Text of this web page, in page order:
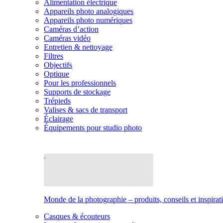
Alimentation électrique
Appareils photo analogiques
Appareils photo numériques
Caméras d’action
Caméras vidéo
Entretien & nettoyage
Filtres
Objectifs
Optique
Pour les professionnels
Supports de stockage
Trépieds
Valises & sacs de transport
Éclairage
Équipements pour studio photo
Monde de la photographie – produits, conseils et
Casques & écouteurs